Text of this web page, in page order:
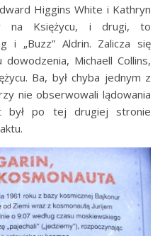
Higgins White i Kathryn
na Księżycu, i drugi, to
i „Buzz” Aldrin. Zalicza się
Michaell Collins,
Ba, był chyba jednym z
nie obserwowali lądowania
był po tej drugiej stronie